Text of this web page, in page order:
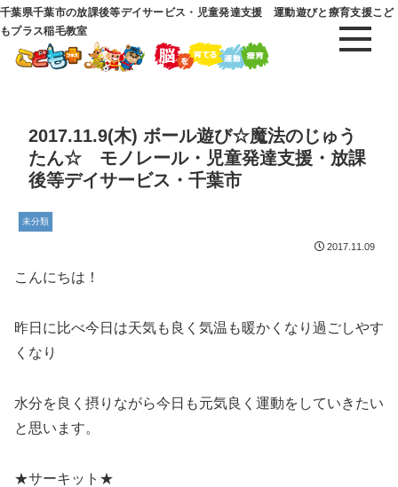
千葉県千葉市の放課後等デイサービス・児童発達支援 運動遊びと療育支援こど
もプラス稲毛教室
2017.11.9(木) ボール遊び☆魔法のじゅう
たん☆ モノレール・児童発達支援・放課
後等デイサービス・千葉市
未分類
2017.11.09
こんにちは！
昨日に比べ今日は天気も良く気温も暖かくなり過ごしやす
くなり
水分を良く摂りながら今日も元気良く運動をしていきたい
と思います。
★サーキット★